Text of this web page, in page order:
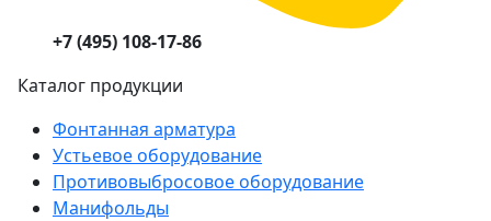
+7 (495) 108-17-86
Каталог продукции
Фонтанная арматура
Устьевое оборудование
Противовыбросовое оборудование
Манифольды